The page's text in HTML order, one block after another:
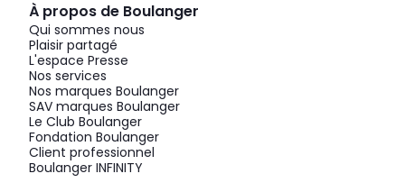
À propos de Boulanger
Qui sommes nous
Plaisir partagé
L'espace Presse
Nos services
Nos marques Boulanger
SAV marques Boulanger
Le Club Boulanger
Fondation Boulanger
Client professionnel
Boulanger INFINITY